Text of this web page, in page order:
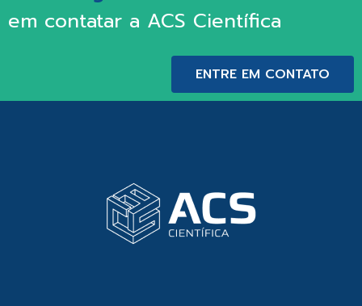
em contatar a ACS Científica
ENTRE EM CONTATO